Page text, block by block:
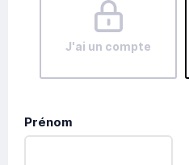
J'ai un compte
Prénom